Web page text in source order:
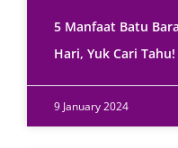
5 Manfaat Batu
Hari, Yuk Cari Tahu!
9 January 2024